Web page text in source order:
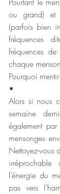
ou grand) et
(parfois bien
fréquences
fréquences
chaque
Pourquoi
•
Alors si nous
semaine
également par
mensonges
Nettoyez-vous
l’énergie du
pas vers